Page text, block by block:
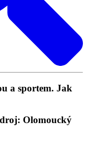
a sportem. Jak
Olomoucký